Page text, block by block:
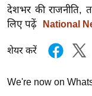
ज
न
ग
बॉ
देशभर की
लिए पढ़ें
National
शेयर करें
We're now on